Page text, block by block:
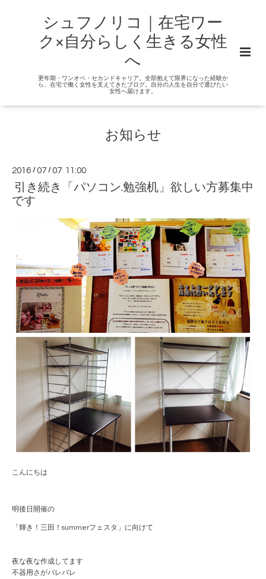
シュフノリコ｜在宅ワー
ク×自分らしく生きる女性
へ
更年期・ワンオペ・セカンドキャリア。全部抱えて限界になった経験か
ら、在宅で働く女性を支えてきたブログ。自分の人生を自分で選びたい
女性へ届けます。
お知らせ
2016 /07 /07 11:00
引き続き「パソコン.勉強机」欲しい方募集中
です
こんにちは
明後日開催の
「輝き！三田！summerフェスタ」に向けて
夜な夜な作成してます
不器用さがバレバレ